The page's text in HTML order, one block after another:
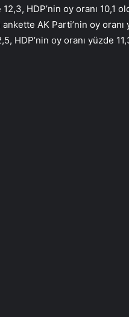
HDP’nin oy oranı 10,1
ankette AK Parti’nin oy oranı
HDP’nin oy oranı yüzde